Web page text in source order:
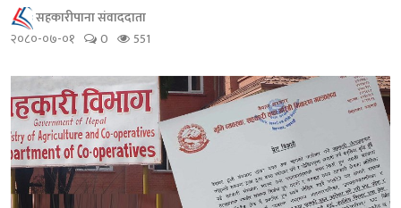
सहकारीपाना संवाददाता
२०८०-०७-०१
0 551